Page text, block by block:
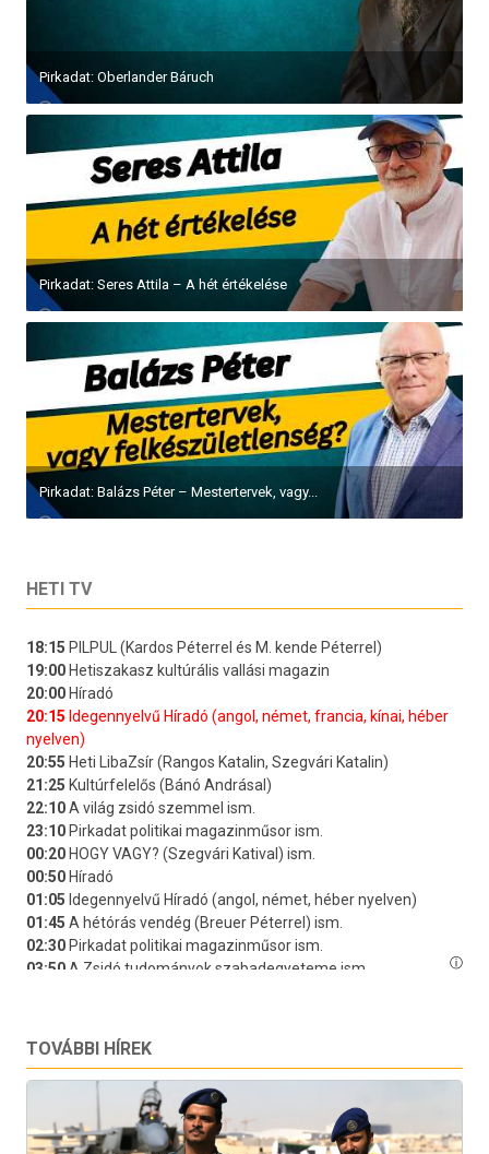
Pirkadat: Oberlander Báruch
Pirkadat: Seres Attila – A hét értékelése
Pirkadat: Balázs Péter – Mestertervek, vagy...
HETI TV
TOVÁBBI HÍREK